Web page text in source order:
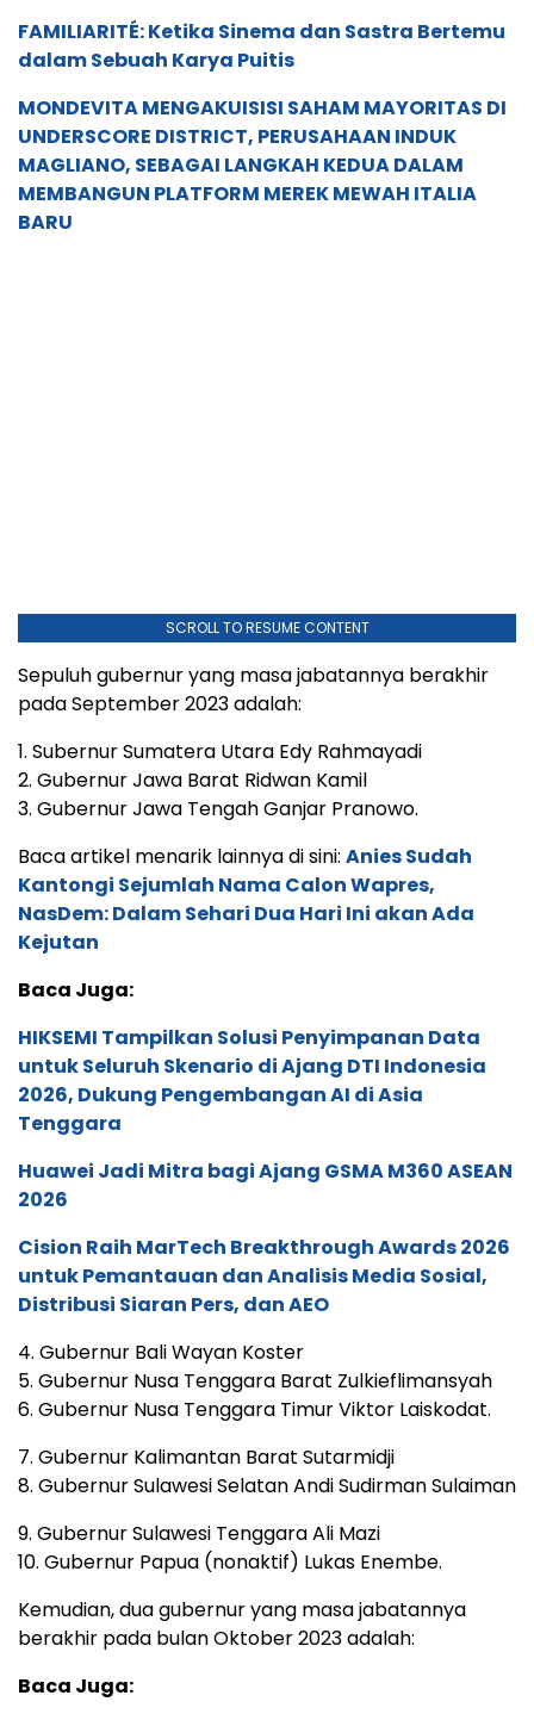
FAMILIARITÉ: Ketika Sinema dan Sastra Bertemu
dalam Sebuah Karya Puitis
MONDEVITA MENGAKUISISI SAHAM MAYORITAS DI
UNDERSCORE DISTRICT, PERUSAHAAN INDUK
MAGLIANO, SEBAGAI LANGKAH KEDUA DALAM
MEMBANGUN PLATFORM MEREK MEWAH ITALIA
BARU
SCROLL TO RESUME CONTENT
Sepuluh gubernur yang masa jabatannya berakhir
pada September 2023 adalah:
1. Subernur Sumatera Utara Edy Rahmayadi
2. Gubernur Jawa Barat Ridwan Kamil
3. Gubernur Jawa Tengah Ganjar Pranowo.
Baca artikel menarik lainnya di sini: Anies Sudah
Kantongi Sejumlah Nama Calon Wapres,
NasDem: Dalam Sehari Dua Hari Ini akan Ada
Kejutan
Baca Juga:
HIKSEMI Tampilkan Solusi Penyimpanan Data
untuk Seluruh Skenario di Ajang DTI Indonesia
2026, Dukung Pengembangan AI di Asia
Tenggara
Huawei Jadi Mitra bagi Ajang GSMA M360 ASEAN
2026
Cision Raih MarTech Breakthrough Awards 2026
untuk Pemantauan dan Analisis Media Sosial,
Distribusi Siaran Pers, dan AEO
4. Gubernur Bali Wayan Koster
5. Gubernur Nusa Tenggara Barat Zulkieflimansyah
6. Gubernur Nusa Tenggara Timur Viktor Laiskodat.
7. Gubernur Kalimantan Barat Sutarmidji
8. Gubernur Sulawesi Selatan Andi Sudirman Sulaiman
9. Gubernur Sulawesi Tenggara Ali Mazi
10. Gubernur Papua (nonaktif) Lukas Enembe.
Kemudian, dua gubernur yang masa jabatannya
berakhir pada bulan Oktober 2023 adalah:
Baca Juga: